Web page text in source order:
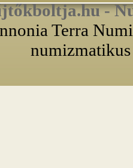
-
Terra
numizmatikus